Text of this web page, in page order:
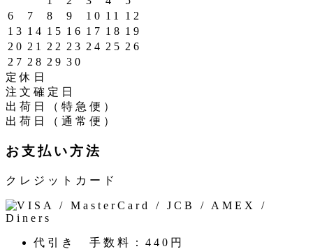
6
7 8 9 10 11
12
13 14 15 16 17 18 19
20 21 22 23 24 25 26
27 28 29 30
定休日
注文確定日
出荷日（特急便）
出荷日（通常便）
お支払い方法
クレジットカード
代引き 手数料：440円